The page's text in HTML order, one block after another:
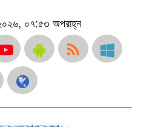
০৭:৫৩ অপরাহ্ন